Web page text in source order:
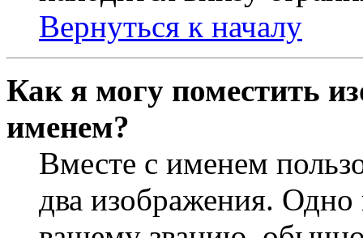
Вернуться к началу
Как я могу поместить
именем?
Вместе с именем
два изображения.